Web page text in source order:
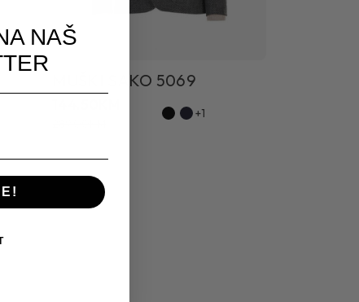
MUŠKI SAKO 5069
+1
NAŠ